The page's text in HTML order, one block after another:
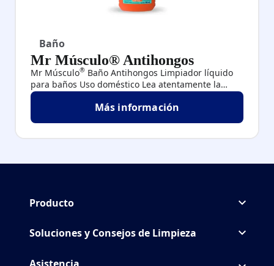
Baño
Mr Músculo® Antihongos
Mr Músculo® Baño Antihongos Limpiador líquido
para baños Uso doméstico Lea atentamente la
etiqueta antes de usar el producto - Combate
manchas de moho. - Eficaz contra la suciedad.
Mr Músculo® Antihongos
Más información
Producto
Soluciones y Consejos de Limpieza